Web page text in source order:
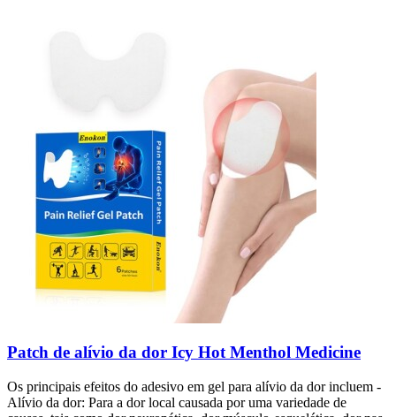
Patch de alívio da dor Icy Hot Menthol Medicine
Os principais efeitos do adesivo em gel para alívio da dor incluem -
Alívio da dor: Para a dor local causada por uma variedade de